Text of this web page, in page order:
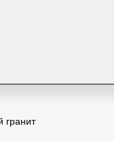
гранит